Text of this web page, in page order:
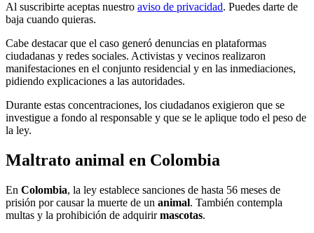
Al suscribirte aceptas nuestro aviso de privacidad. Puedes darte de
baja cuando quieras.
Cabe destacar que el caso generó denuncias en plataformas
ciudadanas y redes sociales. Activistas y vecinos realizaron
manifestaciones en el conjunto residencial y en las inmediaciones,
pidiendo explicaciones a las autoridades.
Durante estas concentraciones, los ciudadanos exigieron que se
investigue a fondo al responsable y que se le aplique todo el peso de
la ley.
Maltrato animal en Colombia
En Colombia, la ley establece sanciones de hasta 56 meses de
prisión por causar la muerte de un animal. También contempla
multas y la prohibición de adquirirmascotas.